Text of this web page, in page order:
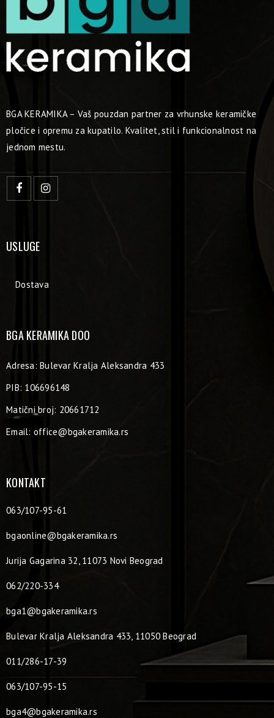
BGA KERAMIKA – Vaš pouzdan partner za vrhunske keramičke
pločice i opremu za kupatilo. Kvalitet, stil i funkcionalnost na
jednom mestu.
USLUGE
Dostava
BGA KERAMIKA DOO
Adresa: Bulevar Kralja Aleksandra 433
PIB: 106696148
Matični broj: 20661712
Email: office@bgakeramika.rs
KONTAKT
063/107-95-61
bgaonline@bgakeramika.rs
Jurija Gagarina 32, 11073 Novi Beograd
062/220-334
bga1@bgakeramika.rs
Bulevar Kralja Aleksandra 433, 11050 Beograd
011/286-17-39
063/107-95-15
bga4@bgakeramika.rs